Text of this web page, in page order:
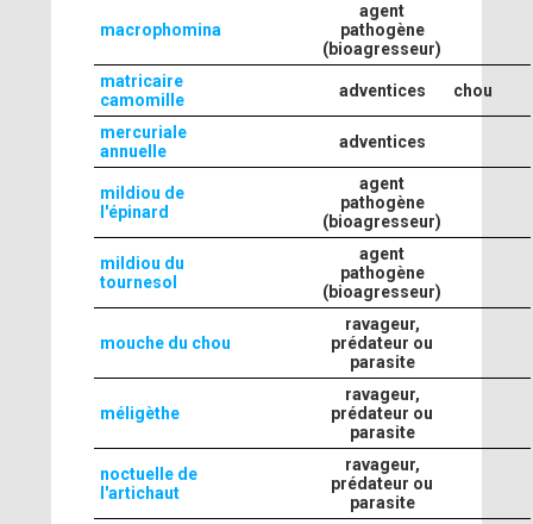
macrophomina
agent
pathogène
(bioagresseur)
matricaire
camomille
adventices chou
mercuriale
annuelle
adventices
mildiou de
l'épinard
agent
pathogène
(bioagresseur)
mildiou du
tournesol
agent
pathogène
(bioagresseur)
mouche du chou
ravageur,
prédateur ou
parasite
méligèthe
ravageur,
prédateur ou
parasite
noctuelle de
l'artichaut
ravageur,
prédateur ou
parasite